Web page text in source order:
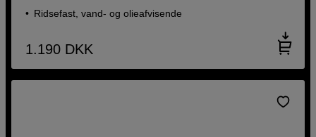
Ridsefast, vand- og olieafvisende
1.190 DKK